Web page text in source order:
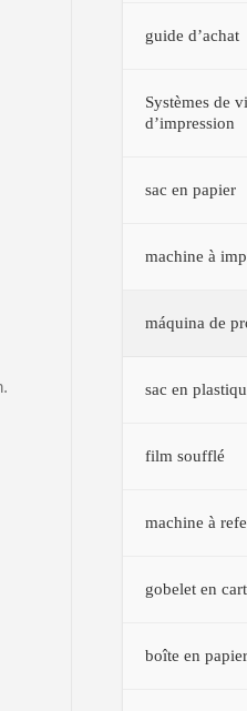
guide d’achat
Systèmes de
d’impression
sac en papier
machine à
máquina de
sac en
film soufflé
machine à
gobelet en
boîte en papier